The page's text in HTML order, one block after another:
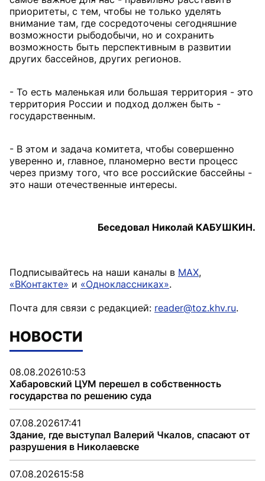
приоритеты, с тем, чтобы не только уделять
внимание там, где сосредоточены сегодняшние
возможности рыбодобычи, но и сохранить
возможность быть перспективным в развитии
других бассейнов, других регионов.
- То есть маленькая или большая территория - это
территория России и подход должен быть -
государственным.
- В этом и задача комитета, чтобы совершенно
уверенно и, главное, планомерно вести процесс
через призму того, что все российские бассейны -
это наши отечественные интересы.
Беседовал Николай КАБУШКИН.
Подписывайтесь на наши каналы в MAX,
«ВКонтакте» и «Одноклассниках».
Почта для связи с редакцией: reader@toz.khv.ru.
НОВОСТИ
08.08.202610:53
Хабаровский ЦУМ перешел в собственность
государства по решению суда
07.08.202617:41
Здание, где выступал Валерий Чкалов, спасают от
разрушения в Николаевске
07.08.202615:58